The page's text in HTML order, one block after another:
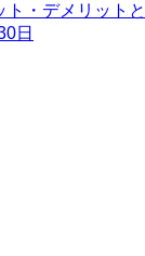
ト・デメリット
日